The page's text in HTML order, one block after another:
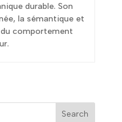
durable. Son
la sémantique et
comportement
Search